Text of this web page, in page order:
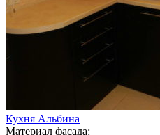
Кухня Альбина
Материал фасада: